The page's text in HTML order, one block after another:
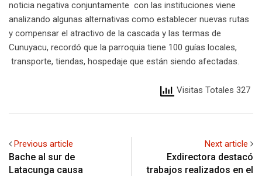
noticia negativa conjuntamente con las instituciones viene
analizando algunas alternativas como establecer nuevas rutas
y compensar el atractivo de la cascada y las termas de
Cunuyacu, recordó que la parroquia tiene 100 guías locales,
transporte, tiendas, hospedaje que están siendo afectadas.
Visitas Totales 327
Previous article
Bache al sur de
Latacunga causa
Next article
Exdirectora destacó
trabajos realizados en el